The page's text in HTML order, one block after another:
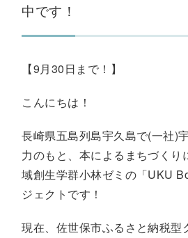
中です！
【9月30日まで！】
こんにちは！
長崎県五島列島宇久島で(一社)
力のもと、本によるまちづくり
域創生学群小林ゼミの「UKU
ジェクトです！
現在、佐世保市ふるさと納税型